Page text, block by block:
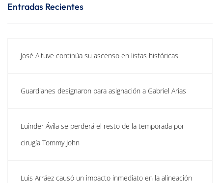
Entradas Recientes
José Altuve continúa su ascenso en listas históricas
Guardianes designaron para asignación a Gabriel Arias
Luinder Ávila se perderá el resto de la temporada por
cirugía Tommy John
Luis Arráez causó un impacto inmediato en la alineación